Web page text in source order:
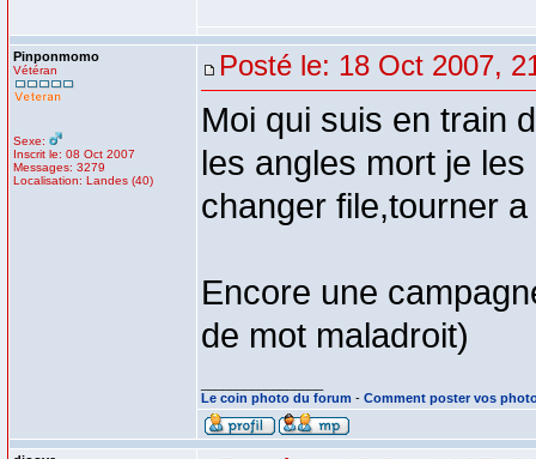
Pinponmomo
Vétéran
Sexe:
Inscrit le: 08 Oct 2007
Messages: 3279
Localisation: Landes (40)
Posté le: 18 Oct 2007,
Moi qui suis en train
les angles mort je
changer file,tourner
Encore une
de mot maladroit)
Le coin photo du forum - Comment poster vos